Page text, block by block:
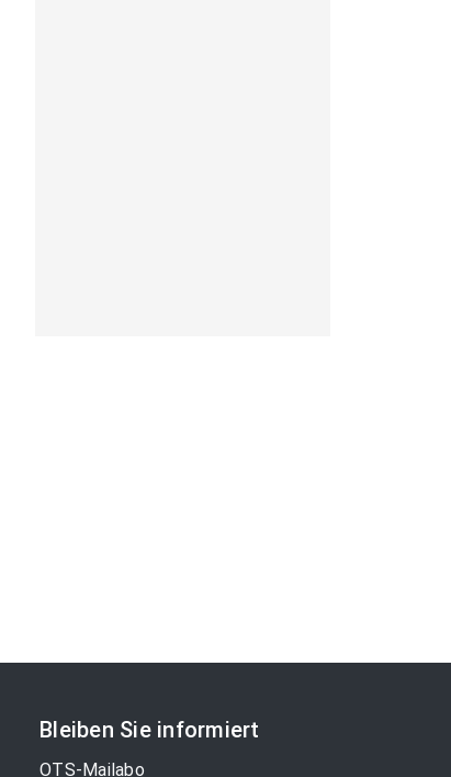
Bleiben Sie informiert
OTS-Mailabo